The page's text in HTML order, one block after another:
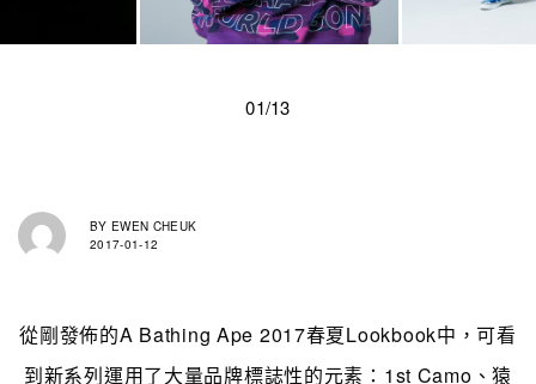
01/13
BY EWEN CHEUK
2017-01-12
從剛發佈的A Bathing Ape 2017春夏Lookbook中，可看
到新系列運用了大量品牌標誌性的元素：1st Camo、猿